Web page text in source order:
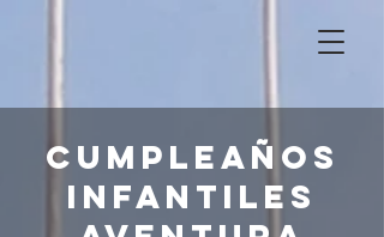
CUMPLEAÑOS
INFANTILES